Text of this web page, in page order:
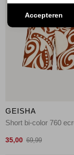
GEISHA
35,00 69,99
Accepteren